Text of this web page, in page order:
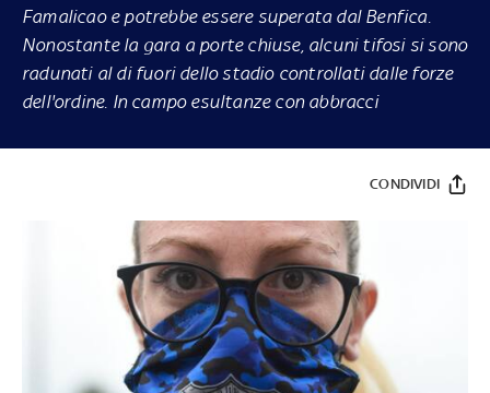
Famalicao e potrebbe essere superata dal Benfica.
Nonostante la gara a porte chiuse, alcuni tifosi si sono
radunati al di fuori dello stadio controllati dalle forze
dell'ordine. In campo esultanze con abbracci
CONDIVIDI